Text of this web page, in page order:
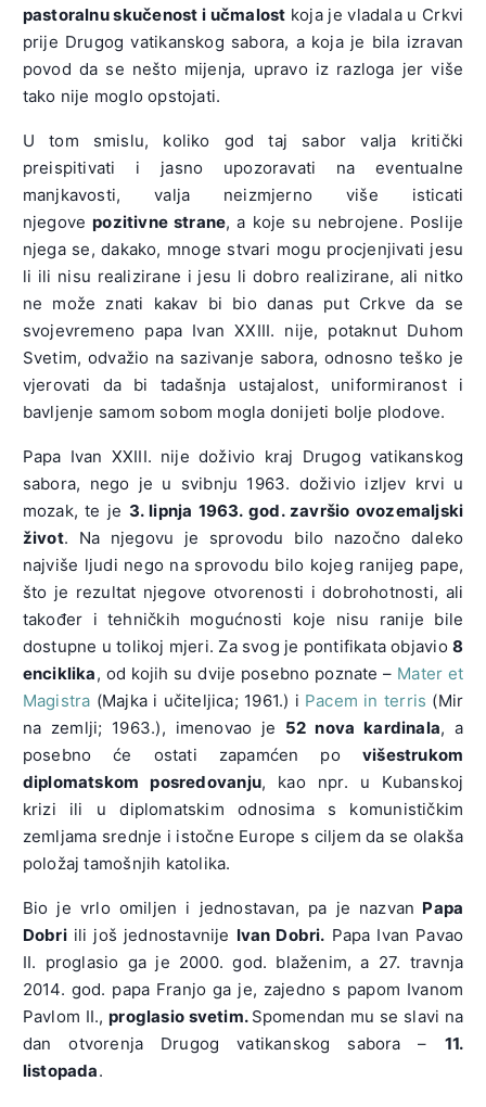
pastoralnu skučenost i učmalost koja je vladala u Crkvi
prije Drugog vatikanskog sabora, a koja je bila izravan
povod da se nešto mijenja, upravo iz razloga jer više
tako nije moglo opstojati.
U tom smislu, koliko god taj sabor valja kritički
preispitivati i jasno upozoravati na eventualne
manjkavosti, valja neizmjerno više isticati
njegovepozitivne strane, a koje su nebrojene. Poslije
njega se, dakako, mnoge stvari mogu procjenjivati jesu
li ili nisu realizirane i jesu li dobro realizirane, ali nitko
ne može znati kakav bi bio danas put Crkve da se
svojevremeno papa Ivan XXIII. nije, potaknut Duhom
Svetim, odvažio na sazivanje sabora, odnosno teško je
vjerovati da bi tadašnja ustajalost, uniformiranost i
bavljenje samom sobom mogla donijeti bolje plodove.
Papa Ivan XXIII. nije doživio kraj Drugog vatikanskog
sabora, nego je u svibnju 1963. doživio izljev krvi u
mozak, te je 3. lipnja 1963. god. završio ovozemaljski
život. Na njegovu je sprovodu bilo nazočno daleko
najviše ljudi nego na sprovodu bilo kojeg ranijeg pape,
što je rezultat njegove otvorenosti i dobrohotnosti, ali
također i tehničkih mogućnosti koje nisu ranije bile
dostupne u tolikoj mjeri. Za svog je pontifikata objavio 8
enciklika, od kojih su dvije posebno poznate – Mater et
Magistra (Majka i učiteljica; 1961.) i Pacem in terris (Mir
na zemlji; 1963.), imenovao je 52 nova kardinala, a
posebno će ostati zapamćen po višestrukom
diplomatskom posredovanju, kao npr. u Kubanskoj
krizi ili u diplomatskim odnosima s komunističkim
zemljama srednje i istočne Europe s ciljem da se olakša
položaj tamošnjih katolika.
Bio je vrlo omiljen i jednostavan, pa je nazvan Papa
Dobriili još jednostavnije Ivan Dobri. Papa Ivan Pavao
II. proglasio ga je 2000. god. blaženim, a 27. travnja
2014. god. papa Franjo ga je, zajedno s papom Ivanom
Pavlom II.,proglasio svetim. Spomendan mu se slavi na
dan otvorenja Drugog vatikanskog sabora – 11.
listopada.